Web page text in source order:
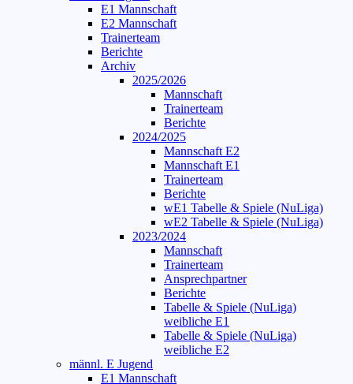
E1 Mannschaft
E2 Mannschaft
Trainerteam
Berichte
Archiv
2025/2026
Mannschaft
Trainerteam
Berichte
2024/2025
Mannschaft E2
Mannschaft E1
Trainerteam
Berichte
wE1 Tabelle & Spiele (NuLiga)
wE2 Tabelle & Spiele (NuLiga)
2023/2024
Mannschaft
Trainerteam
Ansprechpartner
Berichte
Tabelle & Spiele (NuLiga)
weibliche E1
Tabelle & Spiele (NuLiga)
weibliche E2
männl. E Jugend
E1 Mannschaft